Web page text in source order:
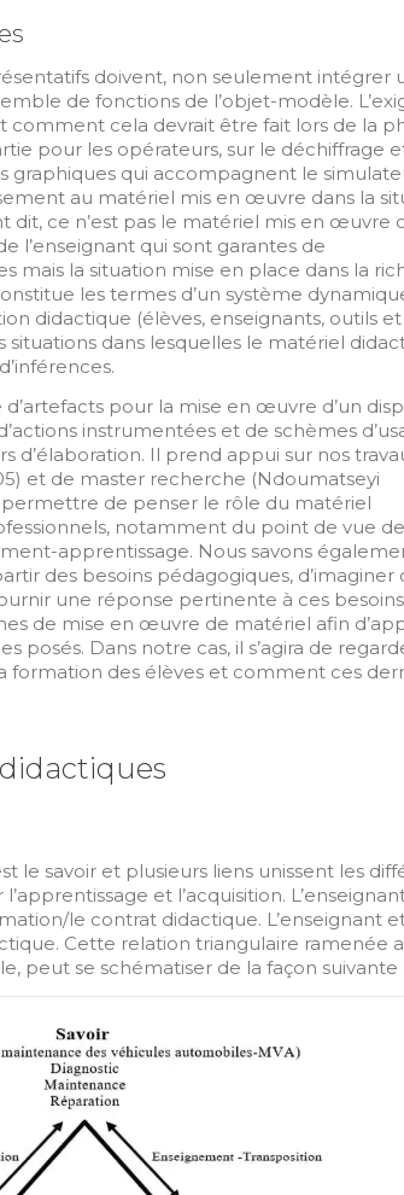
doivent, non seulement intégrer
de fonctions de l’objet-modèle.
comment cela devrait être fait lors de la
pour les opérateurs, sur le déchiffrage
graphiques qui accompagnent le
au matériel mis en œuvre dans la
ce n’est pas le matériel mis en œuvre
l’enseignant qui sont garantes de
mais la situation mise en place dans la
les termes d’un système
didactique (élèves, enseignants, outils
situations dans lesquelles le matériel
pour la mise en œuvre d’un
instrumentées et de schèmes
d’élaboration. Il prend appui sur nos
et de master recherche (Ndoumatseyi
de penser le rôle du matériel
notamment du point de vue
apprentissage. Nous savons
des besoins pédagogiques, d’imaginer
une réponse pertinente à ces
de mise en œuvre de matériel afin
posés. Dans notre cas, il s’agira de
formation des élèves et comment ces
le savoir et plusieurs liens unissent les
et l’acquisition.
le contrat didactique. L’enseignant
Cette relation triangulaire ramenée
peut se schématiser de la façon suivante :